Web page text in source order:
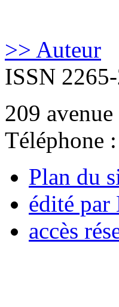
>> Auteur
ISSN
209
Téléphone
Plan du
édité par
accès